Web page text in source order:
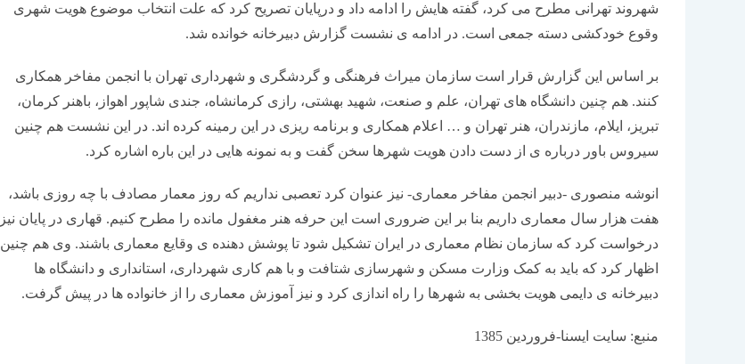
شهروند تهرانی مطرح می کرد، گفته هایش را ادامه داد و درپایان تصریح کرد که علت انتخاب موضوع هویت شهری
وقوع خودکشی دسته جمعی است. در ادامه ی نشست گزارش دبیرخانه خوانده شد.
بر اساس این گزارش قرار است سازمان میراث فرهنگی و گردشگری و شهرداری تهران با انجمن مفاخر همکاری
کنند. هم چنین دانشگاه های تهران، علم و صنعت، شهید بهشتی، رازی کرمانشاه، جندی شاپور اهواز، باهنر کرمان،
تبریز، ایلام، مازندران، هنر تهران و … اعلام همکاری و برنامه ریزی در این رمینه کرده اند. در این نشست هم چنین
سیروس باور درباره ی از دست دادن هویت شهرها سخن گفت و به نمونه هایی در این باره اشاره کرد.
انوشه منصوری -دبیر انجمن مفاخر معماری- نیز عنوان کرد تعصبی نداریم که روز معمار مصادف با چه روزی باشد،
هفت هزار سال معماری داریم بنا بر این ضروری است این حرفه هنر مغفول مانده را مطرح کنیم. قهاری در پایان نیز
درخواست کرد که سازمان نظام معماری در ایران تشکیل شود تا پوشش دهنده ی وقایع معماری باشند. وی هم چنین
اظهار کرد که باید به کمک وزارت مسکن و شهرسازی شتافت و با هم کاری شهرداری، استانداری و دانشگاه ها
دبیرخانه ی دایمی هویت بخشی به شهرها را راه اندازی کرد و نیز آموزش معماری را از خانواده ها در پیش گرفت.
منبع: سایت ایسنا-فروردین 1385